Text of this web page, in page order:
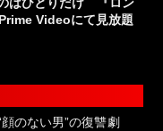
Videoにて見放題
顔のない男”の復讐劇